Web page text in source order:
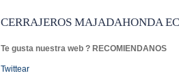
CERRAJEROS MAJADAHONDA
Te gusta nuestra web ? RECOMIENDANOS
Twittear